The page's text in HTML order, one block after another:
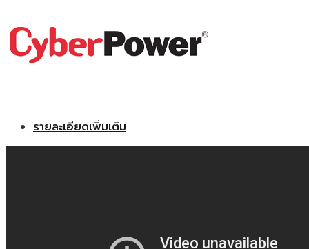
รายละเอียดเพิ่มเติม